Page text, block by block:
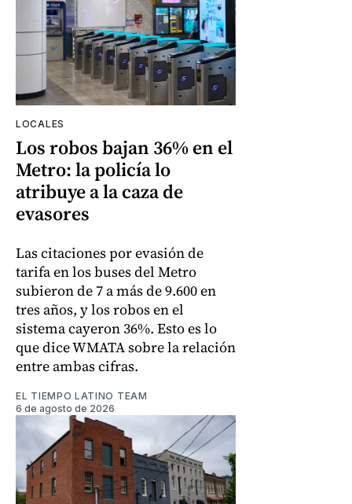
LOCALES
Los robos bajan 36% en el
Metro: la policía lo
atribuye a la caza de
evasores
Las citaciones por evasión de
tarifa en los buses del Metro
subieron de 7 a más de 9.600 en
tres años, y los robos en el
sistema cayeron 36%. Esto es lo
que dice WMATA sobre la relación
entre ambas cifras.
EL TIEMPO LATINO TEAM
6 de agosto de 2026